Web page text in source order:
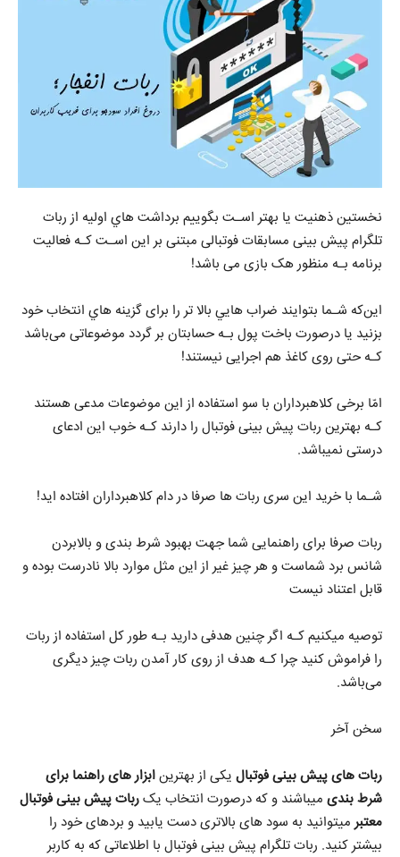
نخستین ذهنیت یا بهتر اسـت بگوییم برداشت هاي‌ اولیه از ربات
تلگرام پیش بینی مسابقات فوتبالی مبتنی بر این اسـت کـه فعالیت
برنامه بـه منظور هک بازی می باشد!
این‌که شـما بتوایند ضراب هایي بالا تر را برای گزینه هاي‌ انتخاب خود
بزنید یا درصورت باخت پول بـه حسابتان بر گردد موضوعاتی می‌باشد
کـه حتی روی کاغذ هم اجرایی نیستند!
امّا برخی کلاهبرداران با سو استفاده از این موضوعات مدعی هستند
کـه بهترین ربات پیش بینی فوتبال را دارند کـه خوب این ادعای
درستی نمیباشد.
شـما با خرید این سری ربات ها صرفا در دام کلاهبرداران افتاده اید!
ربات صرفا برای راهنمایی شما جهت بهبود شرط بندی و بالابردن
شانس برد شماست و هر چیز غیر از این مثل موارد بالا نادرست بوده و
قابل اعتناد نیست
توصیه میکنیم کـه اگر چنین هدفی دارید بـه طور کل استفاده از ربات
را فراموش کنید چرا کـه هدف از روی کار آمدن ربات چیز دیگری
می‌باشد.
سخن آخر
ربات های پیش بینی فوتبال یکی از بهترینابزار های راهنما برای
شرط بندی میباشند و که درصورت انتخاب یکربات پیش بینی فوتبال
معتبر میتوانید به سود های بالاتری دست یابید و بردهای خود را
بیشتر کنید. ربات تلگرام پیش بینی فوتبال با اطلاعاتی که به کاربر